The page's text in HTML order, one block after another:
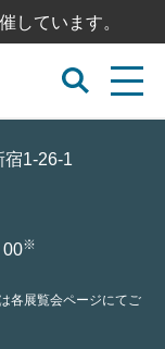
しています。
宿1-26-1
00※
各展覧会ページにてご